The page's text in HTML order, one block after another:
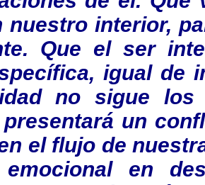
nuestro interior,
Que el ser
igual de
no sigue
un
el flujo de
emocional en